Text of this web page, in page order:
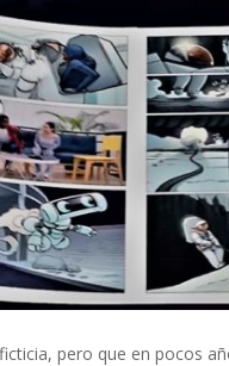
pero que en pocos